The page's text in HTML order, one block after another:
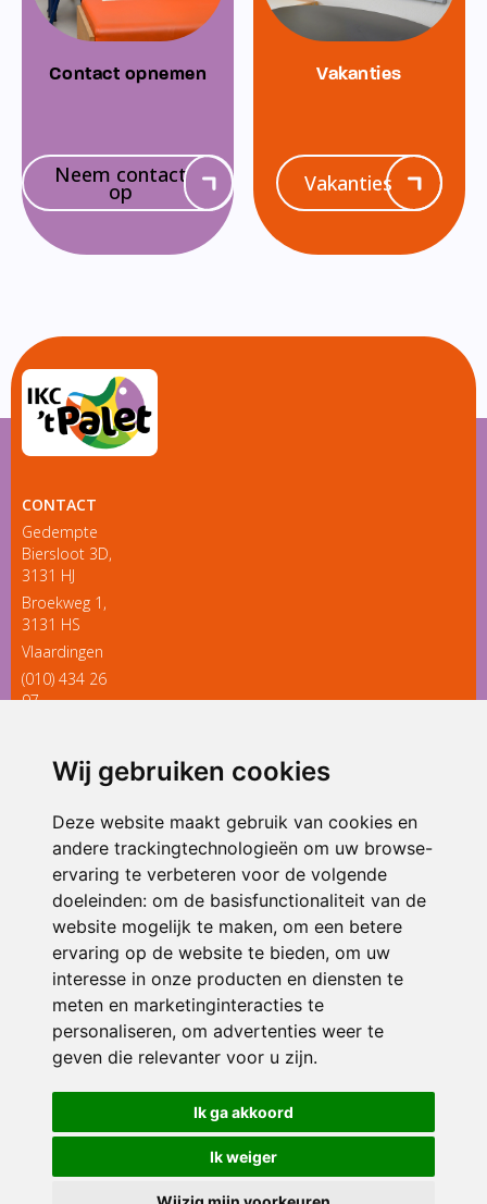
Wij gebruiken cookies
Deze website maakt gebruik van cookies en
andere trackingtechnologieën om uw browse-
ervaring te verbeteren voor de volgende
doeleinden: om de basisfunctionaliteit van de
website mogelijk te maken, om een betere
ervaring op de website te bieden, om uw
interesse in onze producten en diensten te
meten en marketinginteracties te
personaliseren, om advertenties weer te
geven die relevanter voor u zijn.
Ik ga akkoord
Ik weiger
Contact opnemen
Neem contact
op
Vakanties
Vakanties
CONTACT
Gedempte
Biersloot 3D,
3131 HJ
Broekweg 1,
3131 HS
Vlaardingen
(010) 434 26
97
ONDERDEEL VAN
© 2026 IKC ’t Palet | Alle rechten voorbehouden
Privacy policy|Disclaimer| Klachtenregeling|RSIN en Anbi
voorkeuren
Crealisatie The MindOffice